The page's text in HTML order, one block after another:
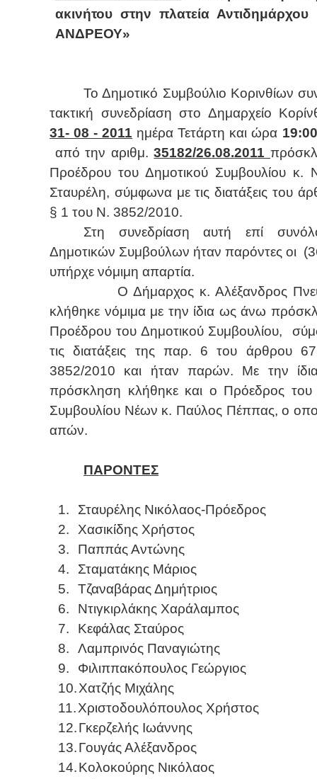
ακινήτου στην πλατεία
ΑΝΔΡΕΟΥ»
Το Δημοτικό Συμβούλιο Κορινθίων
τακτική συνεδρίαση στο Δημαρχείο
31- 08 -2011 ημέρα Τετάρτη και ώρα
από την αριθμ.35182/26.08.2011
Προέδρου του Δημοτικού Συμβουλίου κ.
Σταυρέλη, σύμφωνα με τις διατάξεις του
§ 1 του Ν. 3852/2010.
Στη συνεδρίαση αυτή επί
Δημοτικών Συμβούλων ήταν παρόντες οι
υπήρχε νόμιμη απαρτία.
Ο Δήμαρχος κ. Αλέξανδρος
κλήθηκε νόμιμα με την ίδια ως άνω
Προέδρου του Δημοτικού Συμβουλίου,
τις διατάξεις της παρ. 6 του άρθρου
3852/2010 και ήταν παρών. Με την
πρόσκληση κλήθηκε και ο Πρόεδρος του
Συμβουλίου Νέων κ. Παύλος Πέππας, ο
απών.
ΠΑΡΟΝΤΕΣ
1.
Σταυρέλης Νικόλαος-Πρόεδρος
2.
Χασικίδης Χρήστος
3.
Παππάς Αντώνης
4.
Σταματάκης Μάριος
5.
Τζαναβάρας Δημήτριος
6.
Ντιγκιρλάκης Χαράλαμπος
7.
Κεφάλας Σταύρος
8.
Λαμπρινός Παναγιώτης
9.
Φιλιππακόπουλος Γεώργιος
10.Χατζής Μιχάλης
11.Χριστοδουλόπουλος Χρήστος
12.Γκερζελής Ιωάννης
13.Γουγάς Αλέξανδρος
14.Κολοκούρης Νικόλαος